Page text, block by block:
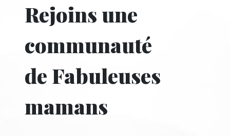
Rejoins une
communauté
de Fabuleuses
mamans